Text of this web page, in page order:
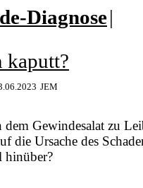
Diagnose|
kaputt?
JEM
dem Gewindesalat zu
die Ursache des
hinüber?